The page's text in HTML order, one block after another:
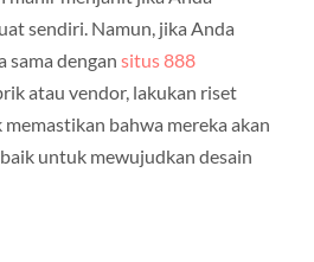
sendiri. Namun, jika Anda
sama dengan situs 888
atau vendor, lakukan riset
bahwa mereka akan
untuk mewujudkan desain